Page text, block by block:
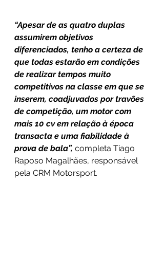
“Apesar de as quatro duplas
assumirem objetivos
diferenciados, tenho a certeza de
que todas estarão em condições
de realizar tempos muito
competitivos na classe em que se
inserem, coadjuvados por travões
de competição, um motor com
mais 10 cv em relação à época
transacta e uma fiabilidade à
prova de bala”, completa Tiago
Raposo Magalhães, responsável
pela CRM Motorsport.